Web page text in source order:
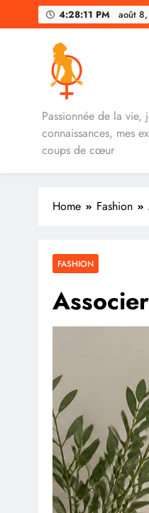
to
4:28:12 PM août
iVenus
Passionnée de la vie,
connaissances, mes
coups de cœur
Home Fashion
FASHION